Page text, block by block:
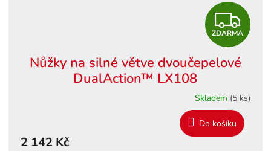
Z
D
A
R
M
ZDARMA
Nůžky na silné větve dvoučepelové
DualAction™ LX108
Skladem (5 ks)
2 142 Kč
Do košíku